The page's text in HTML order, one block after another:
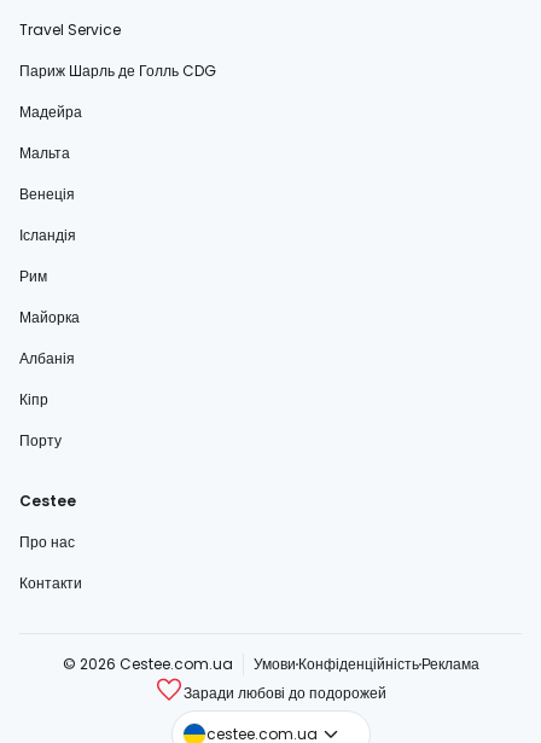
Travel Service
Париж Шарль де Голль CDG
Мадейра
Мальта
Венеція
Ісландія
Рим
Майорка
Албанія
Кіпр
Порту
Cestee
Про нас
Контакти
© 2026 Cestee.com.ua УмовиКонфіденційністьРеклама
Заради любові до подорожей
cestee.com.ua
cestee.com